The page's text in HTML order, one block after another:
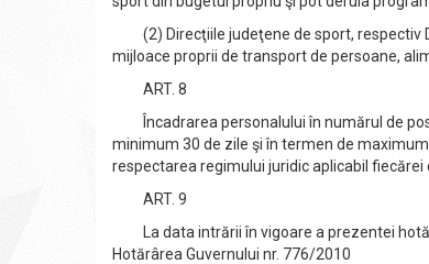
(2) Direcţiile judeţene de sport, respectiv
mijloace proprii de transport de persoane,
ART. 8
Încadrarea personalului în numărul de
minimum 30 de zile şi în termen de
respectarea regimului juridic aplicabil fiecărei
ART. 9
La data intrării în vigoare a prezentei
Hotărârea Guvernului nr. 776/2010